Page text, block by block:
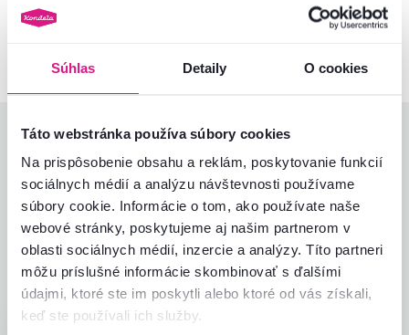
Súhlas Detaily O cookies
Táto webstránka používa súbory cookies
Na prispôsobenie obsahu a reklám, poskytovanie funkcií
sociálnych médií a analýzu návštevnosti používame
súbory cookie. Informácie o tom, ako používate naše
webové stránky, poskytujeme aj našim partnerom v
oblasti sociálnych médií, inzercie a analýzy. Títo partneri
môžu príslušné informácie skombinovať s ďalšími
údajmi, ktoré ste im poskytli alebo ktoré od vás získali,
keď ste používali ich služby.
Spustiť chat
Hodnotenia produktu
5,0
1 recenzia
Jednoduchosť montáže
5,0
Kvalita výrobku
5,0
Zodpovedá očakávaniam
5,0
Zabalenie výrobku
5,0
Pomer hodnoty a ceny
5,0